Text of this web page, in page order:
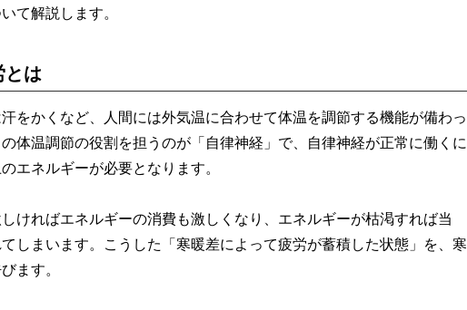
て解説します。
とは
をかくなど、人間には外気温に合わせて体温を調節する機能が備わっ
体温調節の役割を担うのが「自律神経」で、自律神経が正常に働くに
エネルギーが必要となります。
ければエネルギーの消費も激しくなり、エネルギーが枯渇すれば当
しまいます。こうした「寒暖差によって疲労が蓄積した状態」を、寒
ます。